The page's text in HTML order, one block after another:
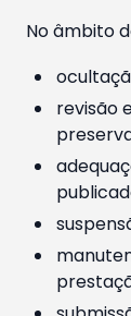
No âmbito
revisão